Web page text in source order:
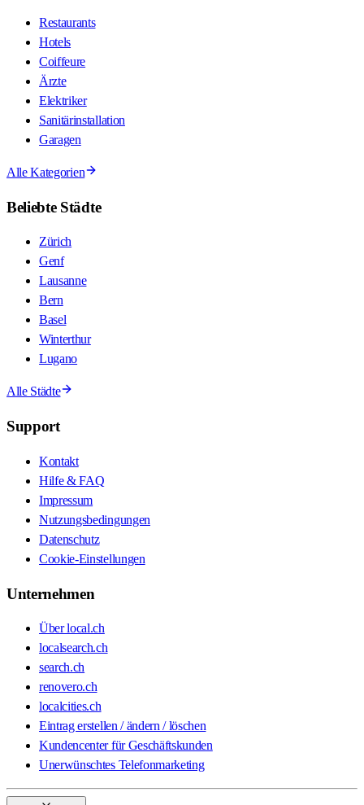
Restaurants
Hotels
Coiffeure
Ärzte
Elektriker
Sanitärinstallation
Garagen
Alle Kategorien
Beliebte Städte
Zürich
Genf
Lausanne
Bern
Basel
Winterthur
Lugano
Alle Städte
Support
Kontakt
Hilfe & FAQ
Impressum
Nutzungsbedingungen
Datenschutz
Cookie-Einstellungen
Unternehmen
Über local.ch
localsearch.ch
search.ch
renovero.ch
localcities.ch
Eintrag erstellen / ändern / löschen
Kundencenter für Geschäftskunden
Unerwünschtes Telefonmarketing